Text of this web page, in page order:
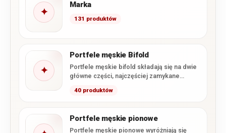
✦
Marka
131 produktów
✦
Portfele męskie Bifold
Portfele męskie bifold składają się na dwie
główne części, najczęściej zamykane
40 produktów
Portfele męskie pionowe
Portfele męskie pionowe wyróżniają się